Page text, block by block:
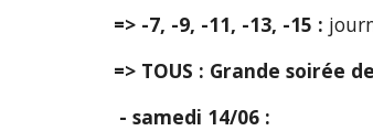
=> -7, -9, -11, -13, -15 :
=> TOUS : Grande soirée
- samedi 14/06 :